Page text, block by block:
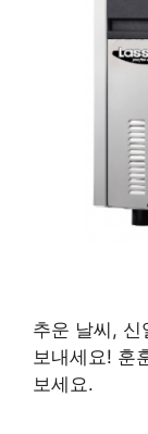
추운 날씨, 신
보내세요! 훈
보세요.